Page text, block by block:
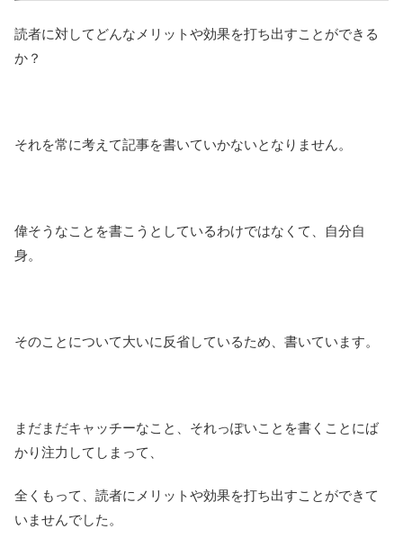
読者に対してどんなメリットや効果を打ち出すことができる
か？
それを常に考えて記事を書いていかないとなりません。
偉そうなことを書こうとしているわけではなくて、自分自
身。
そのことについて大いに反省しているため、書いています。
まだまだキャッチーなこと、それっぽいことを書くことにば
かり注力してしまって、
全くもって、読者にメリットや効果を打ち出すことができて
いませんでした。